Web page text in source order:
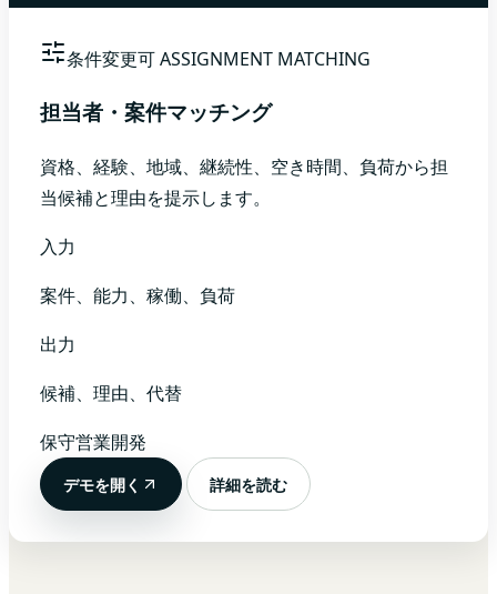
条件変更可ASSIGNMENT MATCHING
担当者・案件マッチング
資格、経験、地域、継続性、空き時間、負荷から担
当候補と理由を提示します。
入力
案件、能力、稼働、負荷
出力
候補、理由、代替
保守営業開発
デモを開く 詳細を読む